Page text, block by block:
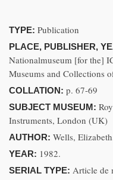
TYPE: Publication
PLACE, PUBLISHER,
Nationalmuseum [for the]
Museums and Collections
COLLATION: p. 67-69
SUBJECT MUSEUM:
Instruments, London (UK)
AUTHOR: Wells,
YEAR: 1982.
SERIAL TYPE: Article de